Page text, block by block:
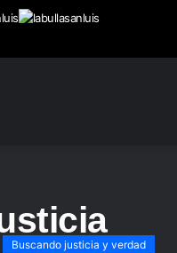
Buscando justicia y verdad